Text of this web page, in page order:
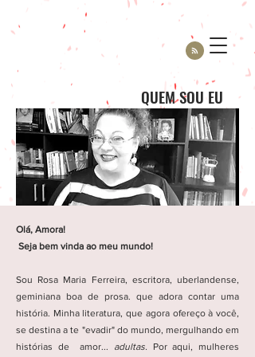
QUEM SOU EU
Olá, Amora!
Seja bem vinda ao meu mundo!
Sou Rosa Maria Ferreira, escritora, uberlandense,
geminiana boa de prosa. que adora contar uma
história. Minha literatura, que agora ofereço à você,
se destina a te "evadir" do mundo, mergulhando em
histórias de amor... adultas.
Por aqui, mulheres